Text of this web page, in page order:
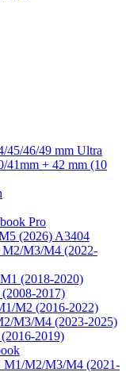
45/46/49 mm Ultra
41mm + 42 mm (10
Pro
(2026) A3404
M2/M3/М4 (2022-
(2018-2020)
2017)
M2 (2016-2022)
M3/M4 (2023-2025)
2019)
M1/M2/M3/M4 (2021-